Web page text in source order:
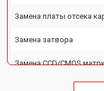
Замена платы отсека
Замена затвора
Замена CCD/CMOS